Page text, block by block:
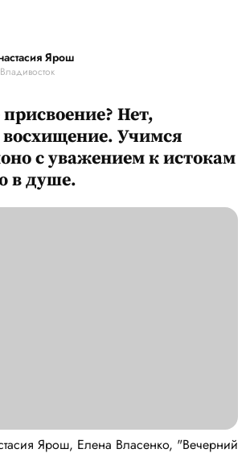
Ярош
Нет,
восхищение. Учимся
с уважением к истокам
в душе.
Ярош, Елена Власенко, "Вечерний